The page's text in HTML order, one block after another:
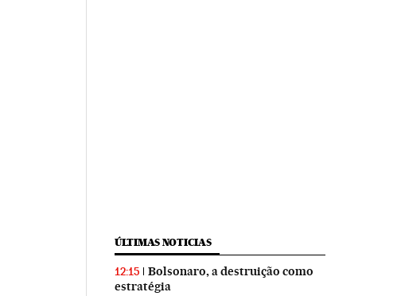
ÚLTIMAS NOTICIAS
12:15
Bolsonaro, a destruição como
estratégia